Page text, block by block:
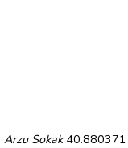
Arzu Sokak40.880371